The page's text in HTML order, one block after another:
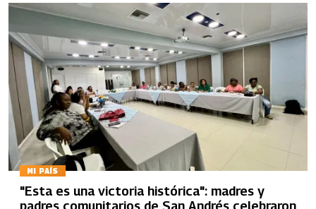
MI PAÍS
"Esta es una victoria histórica": madres y
padres comunitarios de San Andrés celebraron